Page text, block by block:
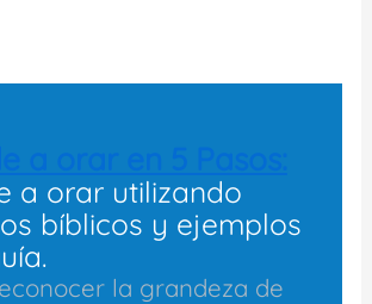
a orar utilizando
bíblicos y ejemplos
la grandeza de